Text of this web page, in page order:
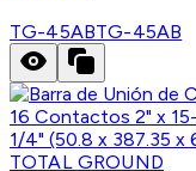
TG-45ABTG-45AB
TOTAL GROUND